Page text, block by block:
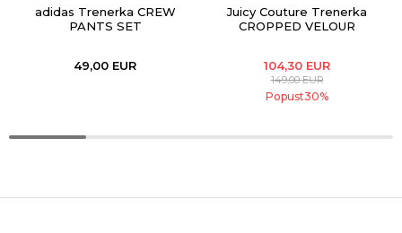
adidas Trenerka CREW
PANTS SET
49,00 EUR
Juicy Couture Trenerka
CROPPED VELOUR
104,30 EUR
149,00EUR
Popust30%